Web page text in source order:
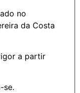
no
da Costa
a partir
se.